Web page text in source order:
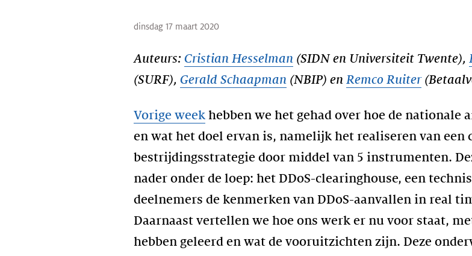
dinsdag 17 maart 2020
Auteurs: Cristian Hesselman (SIDN en Universiteit Twente),
(SURF), Gerald Schaapman (NBIP) en Remco Ruiter
Vorige week hebben we het gehad over hoe de
en wat het doel ervan is, namelijk het realiseren van een
bestrijdingsstrategie door middel van 5 instrumenten.
nader onder de loep: het DDoS-clearinghouse, een
deelnemers de kenmerken van DDoS-aanvallen in real
Daarnaast vertellen we hoe ons werk er nu voor staat,
hebben geleerd en wat de vooruitzichten zijn. Deze